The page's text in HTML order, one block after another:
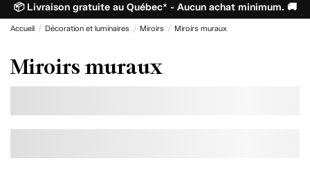
📦 Livraison gratuite au Québec* - Aucun achat minimum. 🚚
Accueil Décoration et luminaires Miroirs Miroirs muraux
Miroirs muraux